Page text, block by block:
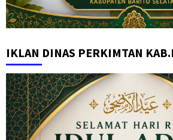
IKLAN DINAS PERKIMTAN